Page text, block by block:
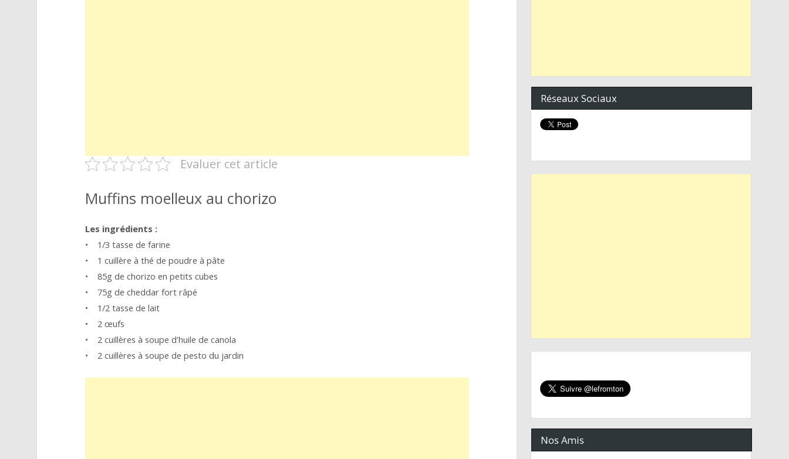
Evaluer cet article
Muffins moelleux au chorizo
Les ingrédients :
• 1/3 tasse de farine
• 1 cuillère à thé de poudre à pâte
• 85g de chorizo en petits cubes
• 75g de cheddar fort râpé
• 1/2 tasse de lait
• 2 œufs
• 2 cuillères à soupe d’huile de canola
• 2 cuillères à soupe de pesto du jardin
Réseaux Sociaux
Nos Amis